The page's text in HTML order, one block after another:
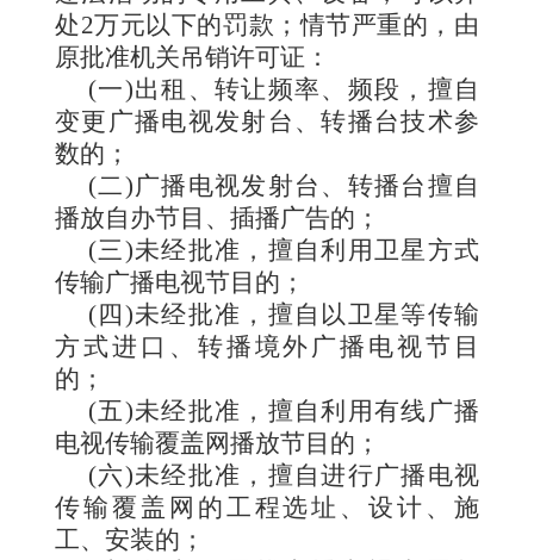
处2万元以下的罚款；情节严重的，由
原批准机关吊销许可证：
(一)出租、转让频率、频段，擅自
变更广播电视发射台、转播台技术参
数的；
(二)广播电视发射台、转播台擅自
播放自办节目、插播广告的；
(三)未经批准，擅自利用卫星方式
传输广播电视节目的；
(四)未经批准，擅自以卫星等传输
方式进口、转播境外广播电视节目
的；
(五)未经批准，擅自利用有线广播
电视传输覆盖网播放节目的；
(六)未经批准，擅自进行广播电视
传输覆盖网的工程选址、设计、施
工、安装的；